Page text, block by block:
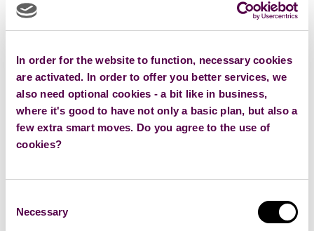
In order for the website to function, necessary cookies
are activated. In order to offer you better services, we
also need optional cookies - a bit like in business,
where it's good to have not only a basic plan, but also a
few extra smart moves. Do you agree to the use of
cookies?
Selection
Necessary
PODNIKÁNÍ UŽ JI UŽIVÍ. TEĎ SE
Kdybych tehdy nešla na konzultace, rozhodně bych neměla
tak podrobný přehled jako dnes, kdy vím o každé koruně,
která firmou projde a mám jasnou představu o tom, jak na
tom budu zítra, za týden i za měsíc. Taky bych místo
showroomu pravděpodobně seděla v nějakém nevyužitém
PINK přišla. Ví, kdo je její zákazník a za kolik svoje služby
nabízí. A ví, že když má v Excelu všechno, co potřebuje – od